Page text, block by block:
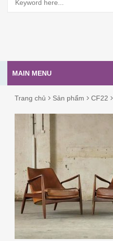
MAIN MENU
Trang chủ Sản phẩm CF22
COPY